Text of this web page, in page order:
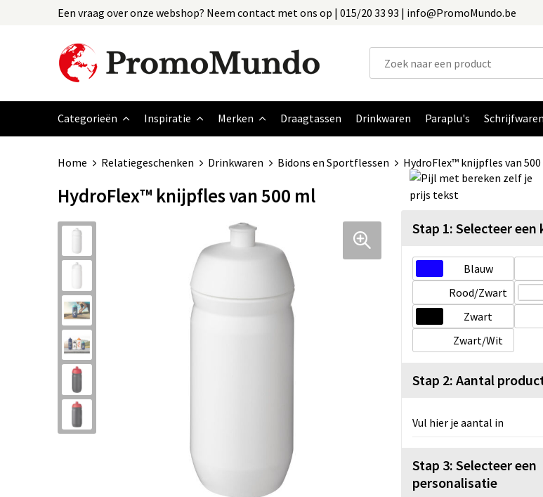
Een vraag over onze webshop? Neem contact met ons op | 015/20 33 93 | info@PromoMundo.be
Categorieën Inspiratie Merken Draagtassen Drinkwaren Paraplu's Schrijfwaren
Home Relatiegeschenken Drinkwaren Bidons en Sportflessen HydroFlex™ knijpfles van
HydroFlex™ knijpfles van 500 ml
Stap 1: Selecteer een
Blauw
Rood/Zwart
Zwart
Zwart/Wit
Stap 2: Aantal
Vul hier je aantal in
Stap 3: Selecteer een
personalisatie